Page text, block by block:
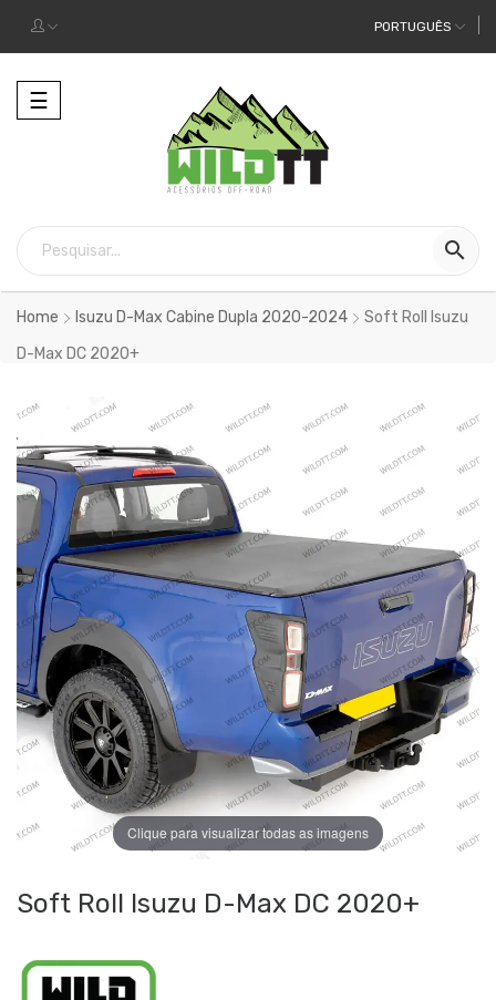
PORTUGUÊS
Alternar
a
☰

Home Isuzu D-Max Cabine Dupla 2020-2024
Soft Roll Isuzu
D-Max DC 2020+
Clique para visualizar todas as imagens
Soft Roll Isuzu D-Max DC 2020+